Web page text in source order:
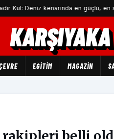
kenarında en güçlü, en sağlam
EĞİTİM MAGAZİN